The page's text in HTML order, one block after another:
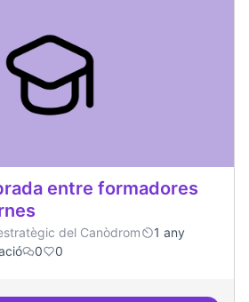
entre formadores
del Canòdrom
1 any
0 0